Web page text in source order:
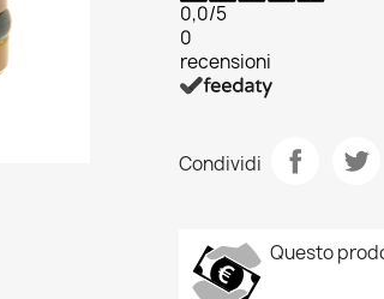
0,0/5
0
recensioni
Condividi
Questo